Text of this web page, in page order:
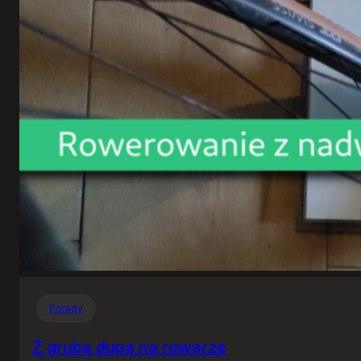
Porady
Z grubą dupą na rowerze